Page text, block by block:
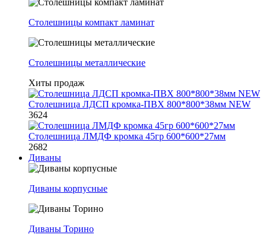
Столешницы компакт ламинат
Столешницы металлические
Хиты продаж
Столешница ЛДСП кромка-ПВХ 800*800*38мм NEW
3624
Столешница ЛМДФ кромка 45гр 600*600*27мм
2682
Диваны
Диваны корпусные
Диваны Торино